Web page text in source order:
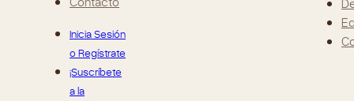
Inicia Sesión
o Regístrate
¡Suscríbete
a la